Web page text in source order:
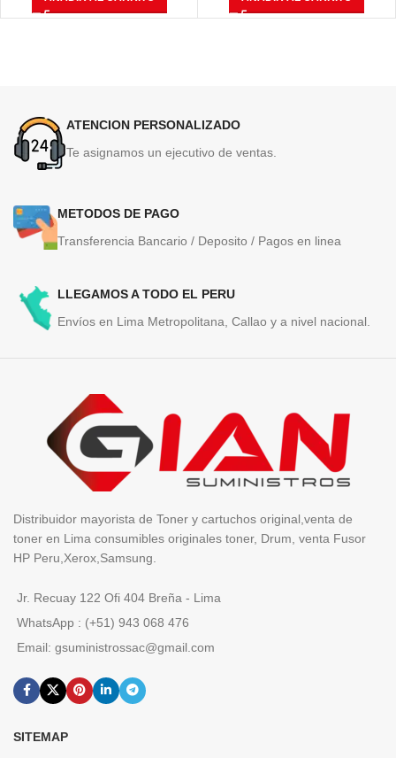
ATENCION PERSONALIZADO
Te asignamos un ejecutivo de ventas.
METODOS DE PAGO
Transferencia Bancario / Deposito / Pagos en linea
LLEGAMOS A TODO EL PERU
Envíos en Lima Metropolitana, Callao y a nivel nacional.
Distribuidor mayorista de Toner y cartuchos original,venta de
toner en Lima consumibles originales toner, Drum, venta Fusor
HP Peru,Xerox,Samsung.
Jr. Recuay 122 Ofi 404 Breña - Lima
WhatsApp : (+51) 943 068 476
Email: gsuministrossac@gmail.com
SITEMAP